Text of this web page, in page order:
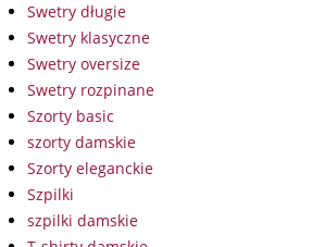
Swetry długie
Swetry klasyczne
Swetry oversize
Swetry rozpinane
Szorty basic
szorty damskie
Szorty eleganckie
Szpilki
szpilki damskie